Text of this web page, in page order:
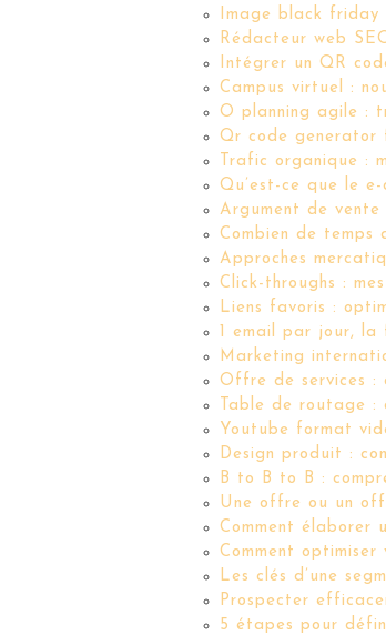
Image black friday
Rédacteur web
Intégrer un QR
Campus virtuel :
O planning agile :
Qr code generator
Trafic organique :
Qu’est-ce que le
Argument de vente
Combien de temps
Approches
Click-throughs :
Liens favoris :
1 email par jour, la
Marketing
Offre de services :
Table de routage
Youtube format
Design produit :
B to B to B :
Une offre ou un
Comment élaborer
Comment optimiser
Les clés d’une
Prospecter
5 étapes pour